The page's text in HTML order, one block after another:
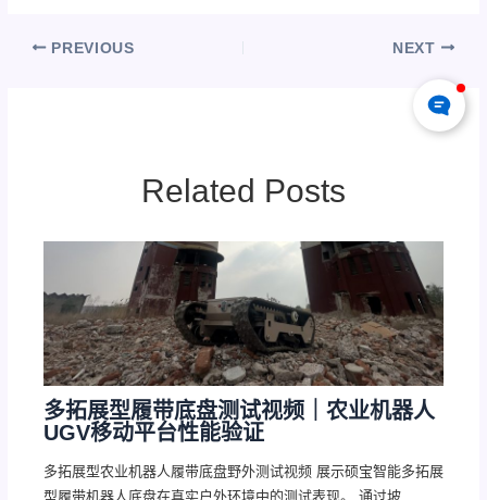
PREVIOUS NEXT
Related Posts
多拓展型履带底盘测试视频｜农业机器人
UGV移动平台性能验证
多拓展型农业机器人履带底盘野外测试视频 展示硕宝智能多拓展
型履带机器人底盘在真实户外环境中的测试表现。 通过坡